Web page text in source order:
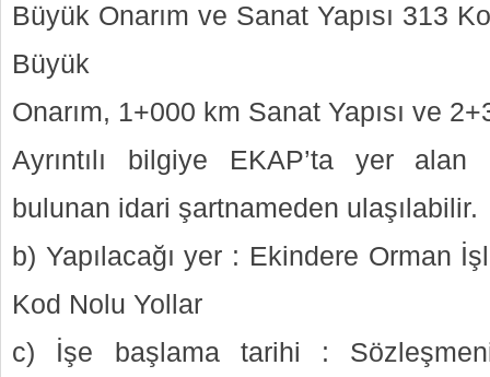
Büyük Onarım ve Sanat Yapısı 313
Büyük
Onarım, 1+000 km Sanat Yapısı ve
Ayrıntılı bilgiye EKAP’ta yer
bulunan idari şartnameden ulaşılabilir.
b) Yapılacağı yer : Ekindere Orman
Kod Nolu Yollar
c) İşe başlama tarihi :